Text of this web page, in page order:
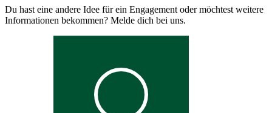
Du hast eine andere Idee für ein Engagement oder möchtest weitere
Informationen bekommen? Melde dich bei uns.